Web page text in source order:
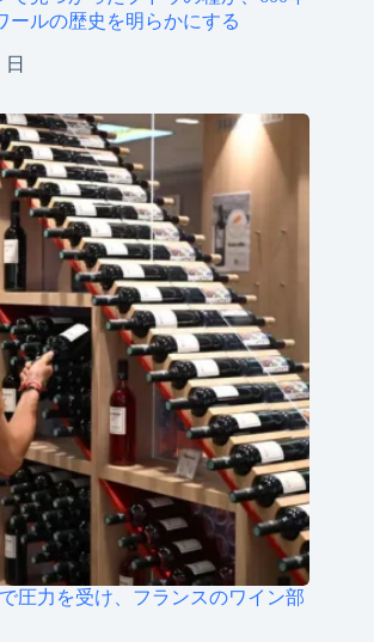
ールの歴史を明らかにする
圧力を受け、フランスのワイン部